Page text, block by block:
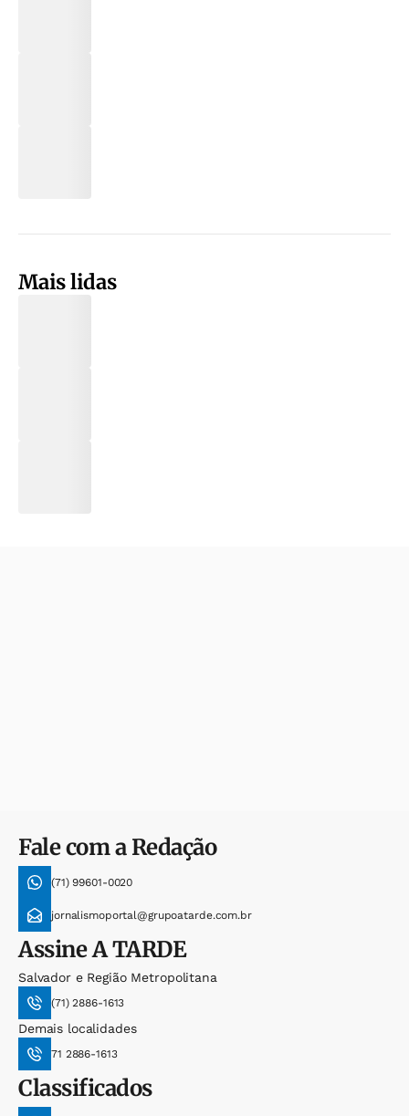
Mais lidas
Fale com a Redação
(71) 99601-0020
jornalismoportal@grupoatarde.com.br
AssineA TARDE
Salvador e Região Metropolitana
(71) 2886-1613
Demais localidades
71 2886-1613
Classificados